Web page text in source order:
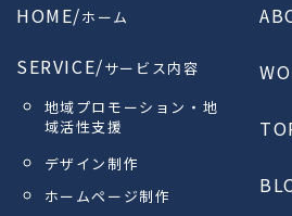
HOME/ホーム
SERVICE/サービス内容
地域プロモーション・地
域活性支援
デザイン制作
ホームページ制作